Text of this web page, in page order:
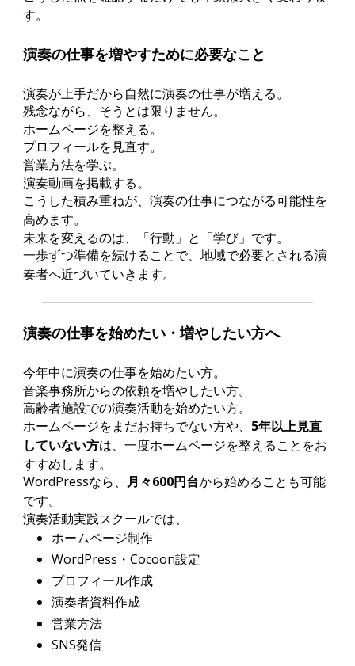
す。
演奏の仕事を増やすために必要なこと
演奏が上手だから自然に演奏の仕事が増える。
残念ながら、そうとは限りません。
ホームページを整える。
プロフィールを見直す。
営業方法を学ぶ。
演奏動画を掲載する。
こうした積み重ねが、演奏の仕事につながる可能性を
高めます。
未来を変えるのは、「行動」と「学び」です。
一歩ずつ準備を続けることで、地域で必要とされる演
奏者へ近づいていきます。
演奏の仕事を始めたい・増やしたい方へ
今年中に演奏の仕事を始めたい方。
音楽事務所からの依頼を増やしたい方。
高齢者施設での演奏活動を始めたい方。
ホームページをまだお持ちでない方や、 5年以上見直
していない方は、一度ホームページを整えることをお
すすめします。
WordPressなら、 月々600円台から始めることも可能
です。
演奏活動実践スクールでは、
ホームページ制作
WordPress・Cocoon設定
プロフィール作成
演奏者資料作成
営業方法
SNS発信